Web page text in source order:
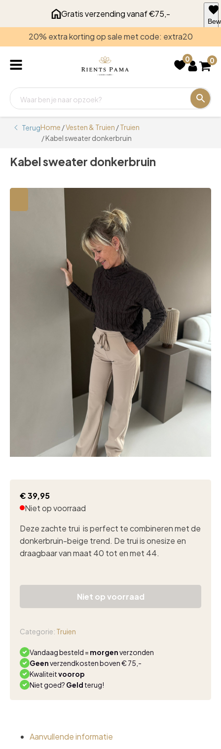
Gratis verzending vanaf €75,-
20% extra korting op sale met code: extra20
0 0
TerugHome /Vesten & Truien /Truien
/ Kabel sweater donkerbruin
Kabel sweater donkerbruin
€39,95
Niet op voorraad
Deze zachte trui is perfect te combineren met de
donkerbruin-beige trend. De trui is onesize en
draagbaar van maat 40 tot en met 44.
Niet op voorraad
voor
Categorie: Truien
Vandaag besteld = morgenverzonden
Geenverzendkosten boven € 75,-
Kwaliteitvoorop
Niet goed? Geld terug!
Aanvullende informatie